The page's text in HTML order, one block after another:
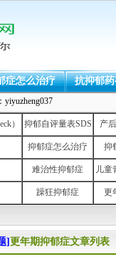
症怎么治疗 抗抑郁
） 抑郁自评量表SDS 产
抑郁症怎么治疗 抑
难治性抑郁症 儿童
躁狂抑郁症 更
] 更年期抑郁症文章列表